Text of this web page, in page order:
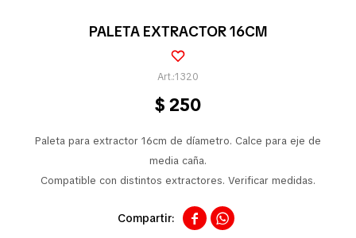
PALETA EXTRACTOR 16CM
1320
$ 250
Paleta para extractor 16cm de díametro. Calce para eje de
media caña.
Compatible con distintos extractores. Verificar medidas.
 
Limpieza vehícular